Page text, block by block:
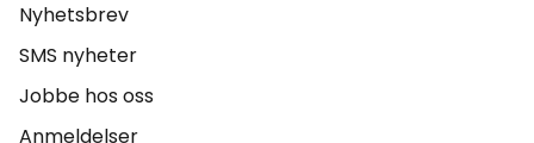
Nyhetsbrev
SMS nyheter
Jobbe hos oss
Anmeldelser